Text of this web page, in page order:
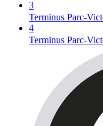
3
Terminus Parc-
4
Terminus Parc-